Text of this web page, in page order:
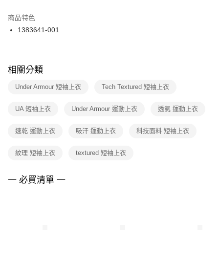
２．訂單成立數日內，您將收到繳費通知簡訊。
３．收到繳費通知簡訊後14天內，點擊此簡訊中的連結，可透過四大超商／
ATM／網路銀行／等多元方式進行付款，方視為交易完成。
※ 交易是否成功請以「AFTEE先享後付 」之結帳頁面顯示為準，若有關於
是否繳費成功／繳費後需取消欲退款等相關疑問，請聯繫「AFTEE先享後付
客戶支援中心」https://netprotections.freshdesk.com/support/home
１．透過由恩沛科技股份有限公司提供之「AFTEE先享後付」服務完成之交
權轉讓予恩沛科技股份有限公司。
３．未成年的使用者請事先徵得法定代理人或監護人之同意方可使用
４．使用「AFTEE先享後付」時，將依據個別帳號之用戶狀況，依本公司即
付款後門市自取
每筆NT$100，滿NT$1,500(含以上)免運費
商品特色
1383641-001
相關分類
Under Armour 短袖上衣 Tech Textured 短袖上衣
UA 短袖上衣 Under Armour 運動上衣 透氣 運動上衣
速乾 運動上衣 吸汗 運動上衣 科技面料 短袖上衣
紋理 短袖上衣 textured 短袖上衣
一 必買清單 一